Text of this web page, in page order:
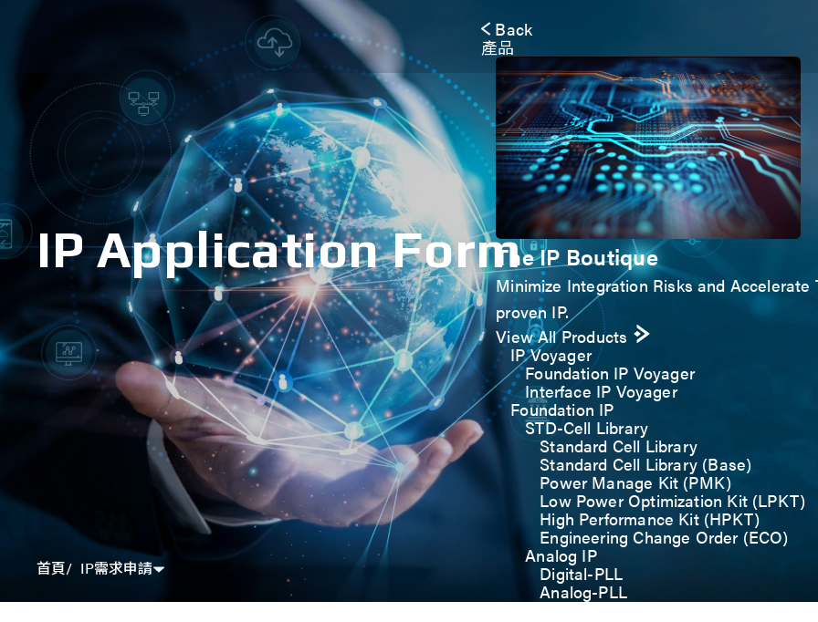
Back
產品
The IP Boutique
Minimize Integration Risks and
proven IP.
View All Products
IP Voyager
Foundation IP Voyager
Interface IP Voyager
Foundation IP
STD-Cell Library
Standard Cell Library
Standard Cell Library (Base)
Power Manage Kit (PMK)
Low Power Optimization Kit (LPKT)
High Performance Kit (HPKT)
Engineering Change Order (ECO)
Analog IP
Digital-PLL
Analog-PLL
ADC / Temp. Sensor
IP Application Form
首頁 IP需求申請